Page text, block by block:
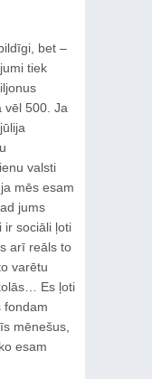
bet –
tiek
vēl 500. Ja
valsti
mēs esam
jums
ir sociāli ļoti
arī reāls to
varētu
Es ļoti
fondam
mēnešus,
esam